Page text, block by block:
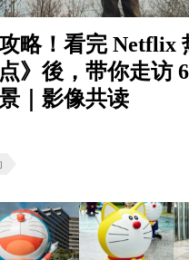
略！看完 Netflix
》後，带你走访
｜影像共读